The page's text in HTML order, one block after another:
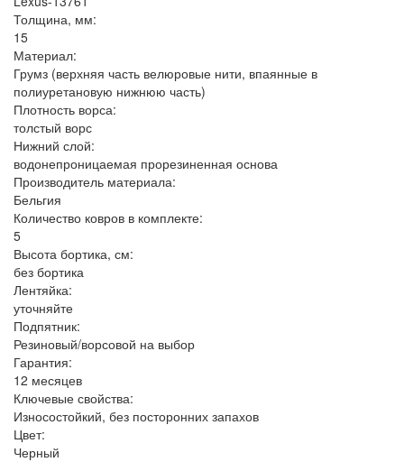
Толщина, мм:
15
Материал:
Грумз (верхняя часть велюровые нити, впаянные в
полиуретановую нижнюю часть)
Плотность ворса:
толстый ворс
Нижний слой:
водонепроницаемая прорезиненная основа
Производитель материала:
Бельгия
Количество ковров в комплекте:
5
Высота бортика, см:
без бортика
Лентяйка:
уточняйте
Подпятник:
Резиновый/ворсовой на выбор
Гарантия:
12 месяцев
Ключевые свойства:
Износостойкий, без посторонних запахов
Цвет:
Черный